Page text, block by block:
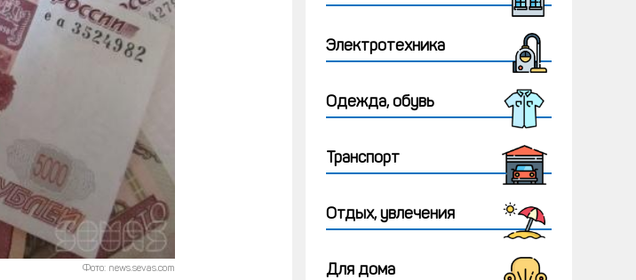
Фото: news.sevas.com
Электротехника
Одежда, обувь
Транспорт
Отдых, увлечения
Для дома